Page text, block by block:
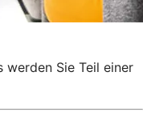
werden Sie Teil einer